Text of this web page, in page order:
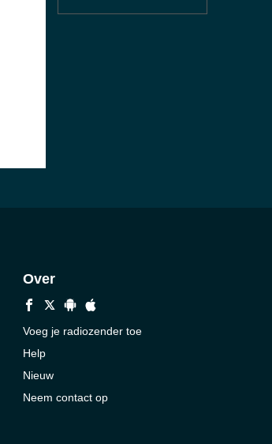
Over
Voeg je radiozender toe
Help
Nieuw
Neem contact op